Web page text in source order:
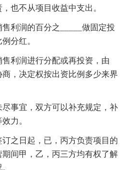
也不从项目收益中支出。
利润的百分之_____做固定投
分红。
利润进行分配或再投资，由
，决定权按出资比例多少来界
事宜，双方可以补充规定，补
力。
之日起，已，丙方负责项目的
间甲，乙，丙三方均有权了解